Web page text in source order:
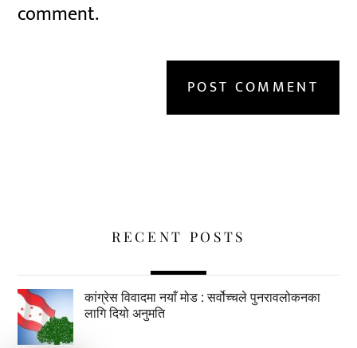
comment.
RECENT POSTS
कांग्रेस विवादमा नयाँ मोड : सर्वोच्चले पुनरावलोकनका
लागि दियो अनुमति